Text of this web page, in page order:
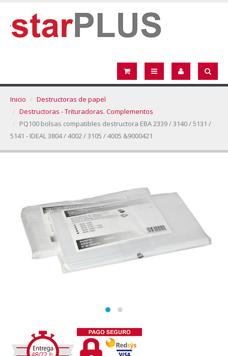
Inicio
Destructoras de papel
Destructoras - Trituradoras. Complementos
PQ100 bolsas compatibles destructora EBA 2339 / 3140 / 5131 /
5141 - IDEAL 3804 / 4002 / 3105 / 4005 &9000421